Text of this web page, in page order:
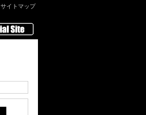
サイトマップ